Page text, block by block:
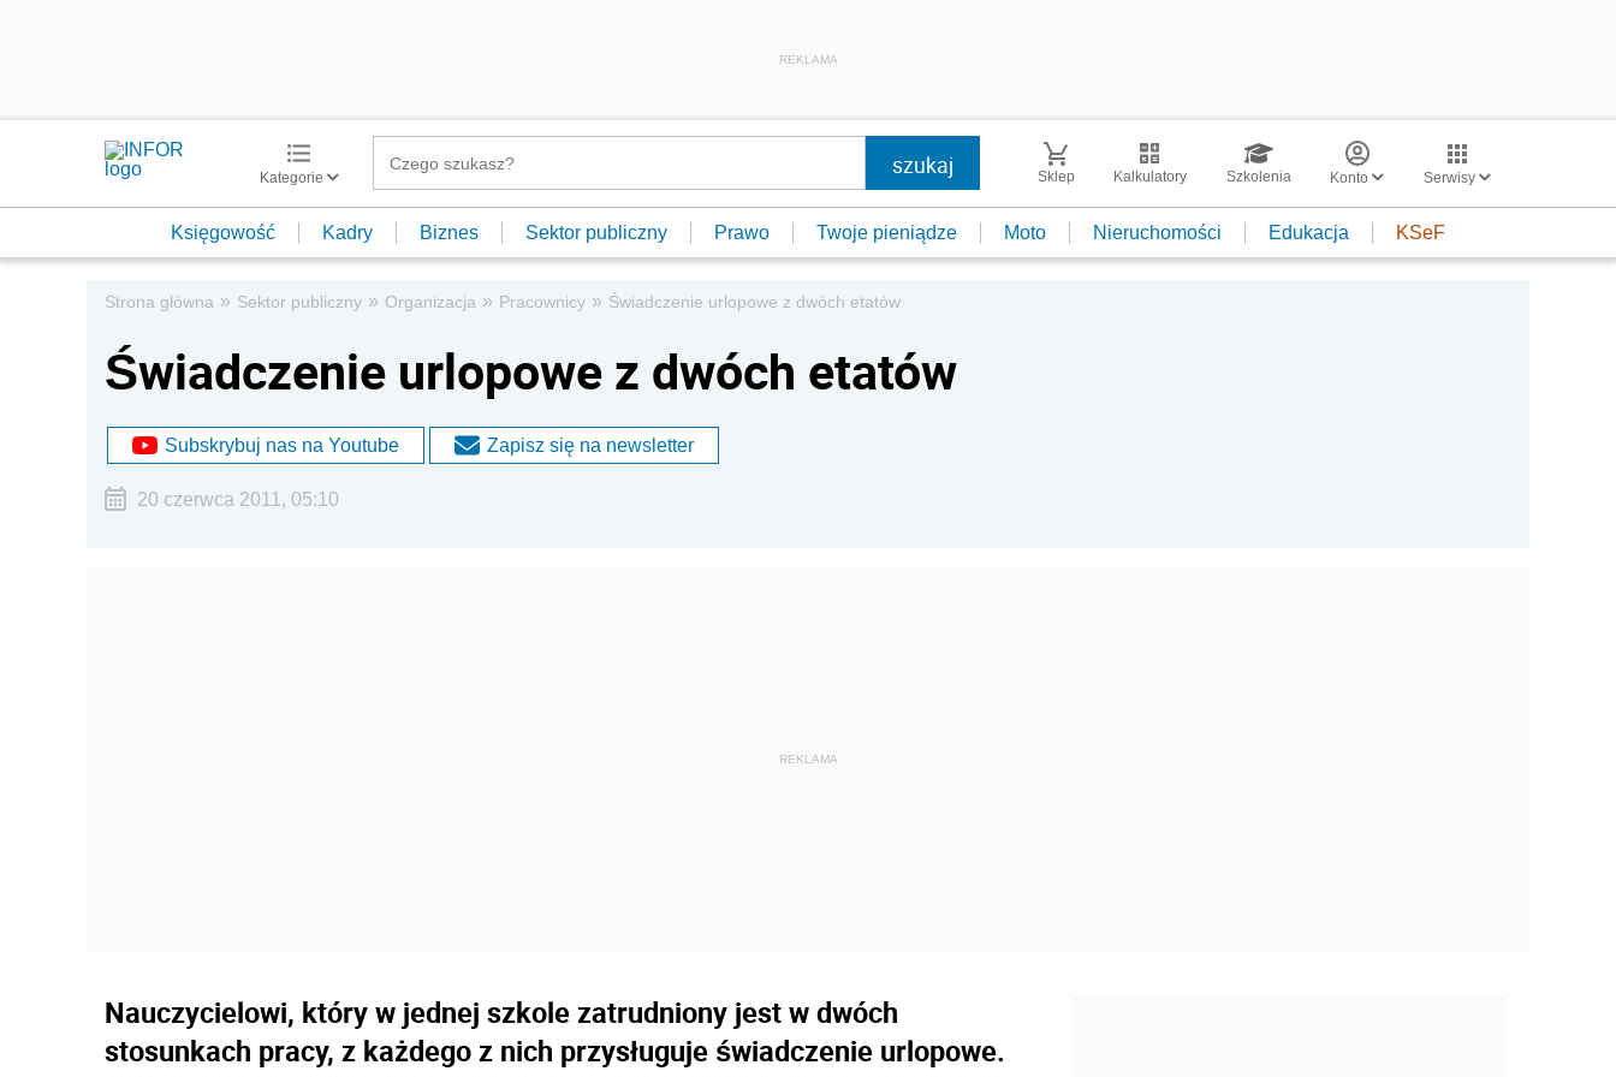
REKLAMA
Kategorie Sklep Kalkulatory Szkolenia Konto Serwisy
Księgowość Kadry Biznes Sektor publiczny Prawo Twoje pieniądze Moto Nieruchomości Edukacja KSeF
Strona główna » Sektor publiczny » Organizacja » Pracownicy » Świadczenie urlopowe z dwóch etatów
Świadczenie urlopowe z dwóch etatów
Subskrybuj nas na Youtube Zapisz się na newsletter
20 czerwca 2011, 05:10
Nauczycielowi, który w jednej szkole zatrudniony jest w dwóch
stosunkach pracy, z każdego z nich przysługuje świadczenie urlopowe.